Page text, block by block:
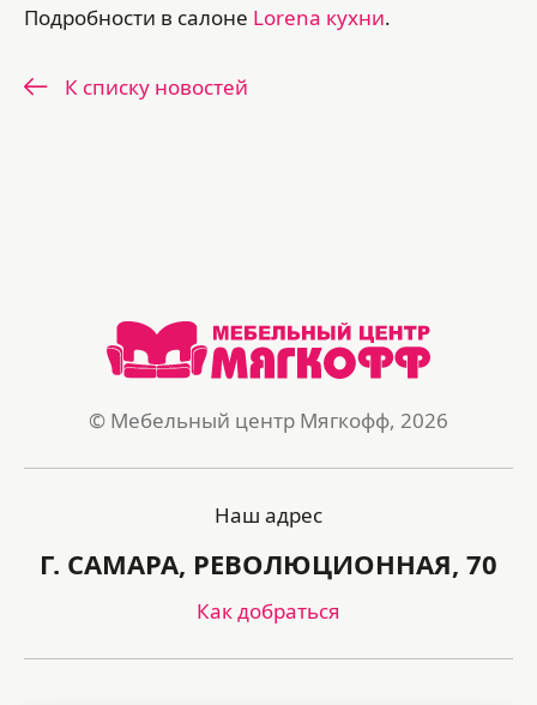
Подробности в салоне Lorena кухни.
К списку новостей
© Мебельный центр Мягкофф, 2026
Наш адрес
Г. САМАРА, РЕВОЛЮЦИОННАЯ, 70
Как добраться